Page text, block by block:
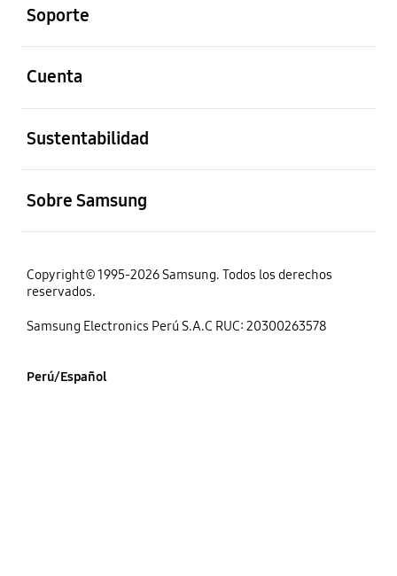
Soporte
Cuenta
Sustentabilidad
Sobre Samsung
Copyright© 1995-2026 Samsung. Todos los derechos
reservados.
Samsung Electronics Perú S.A.C RUC: 20300263578
Perú/Español